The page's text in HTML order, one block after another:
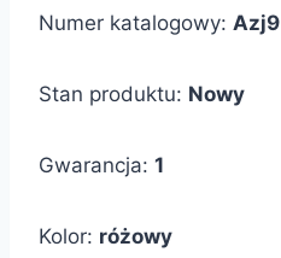
Numer katalogowy: Azj9
Stan produktu: Nowy
Gwarancja: 1
Kolor: różowy